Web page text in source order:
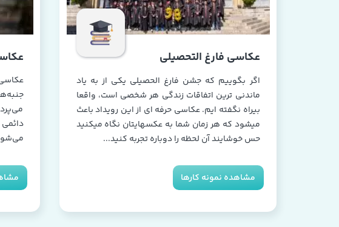
اگر بگوییم که جشن فارغ الحصیلی یکی از به یاد
ماندنی ترین اتفاقات زندگی هر شخصی است، واقعا
بیراه نگفته ایم. عکاسی حرفه ای از این رویداد باعث
میشود که هر زمان شما به عکسهایتان نگاه میکنید
حس خوشایند آن لحظه را دوباره تجربه کنید...
مشاهده نمونه کارها
عکاسی فارغ التحصیلی